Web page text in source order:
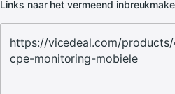
Links naar het vermeend